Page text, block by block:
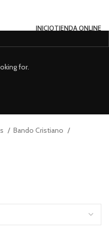
INICIOTIENDA ONLINE
Bando Cristiano
for.